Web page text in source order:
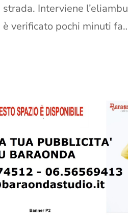
Interviene
verificato pochi minuti